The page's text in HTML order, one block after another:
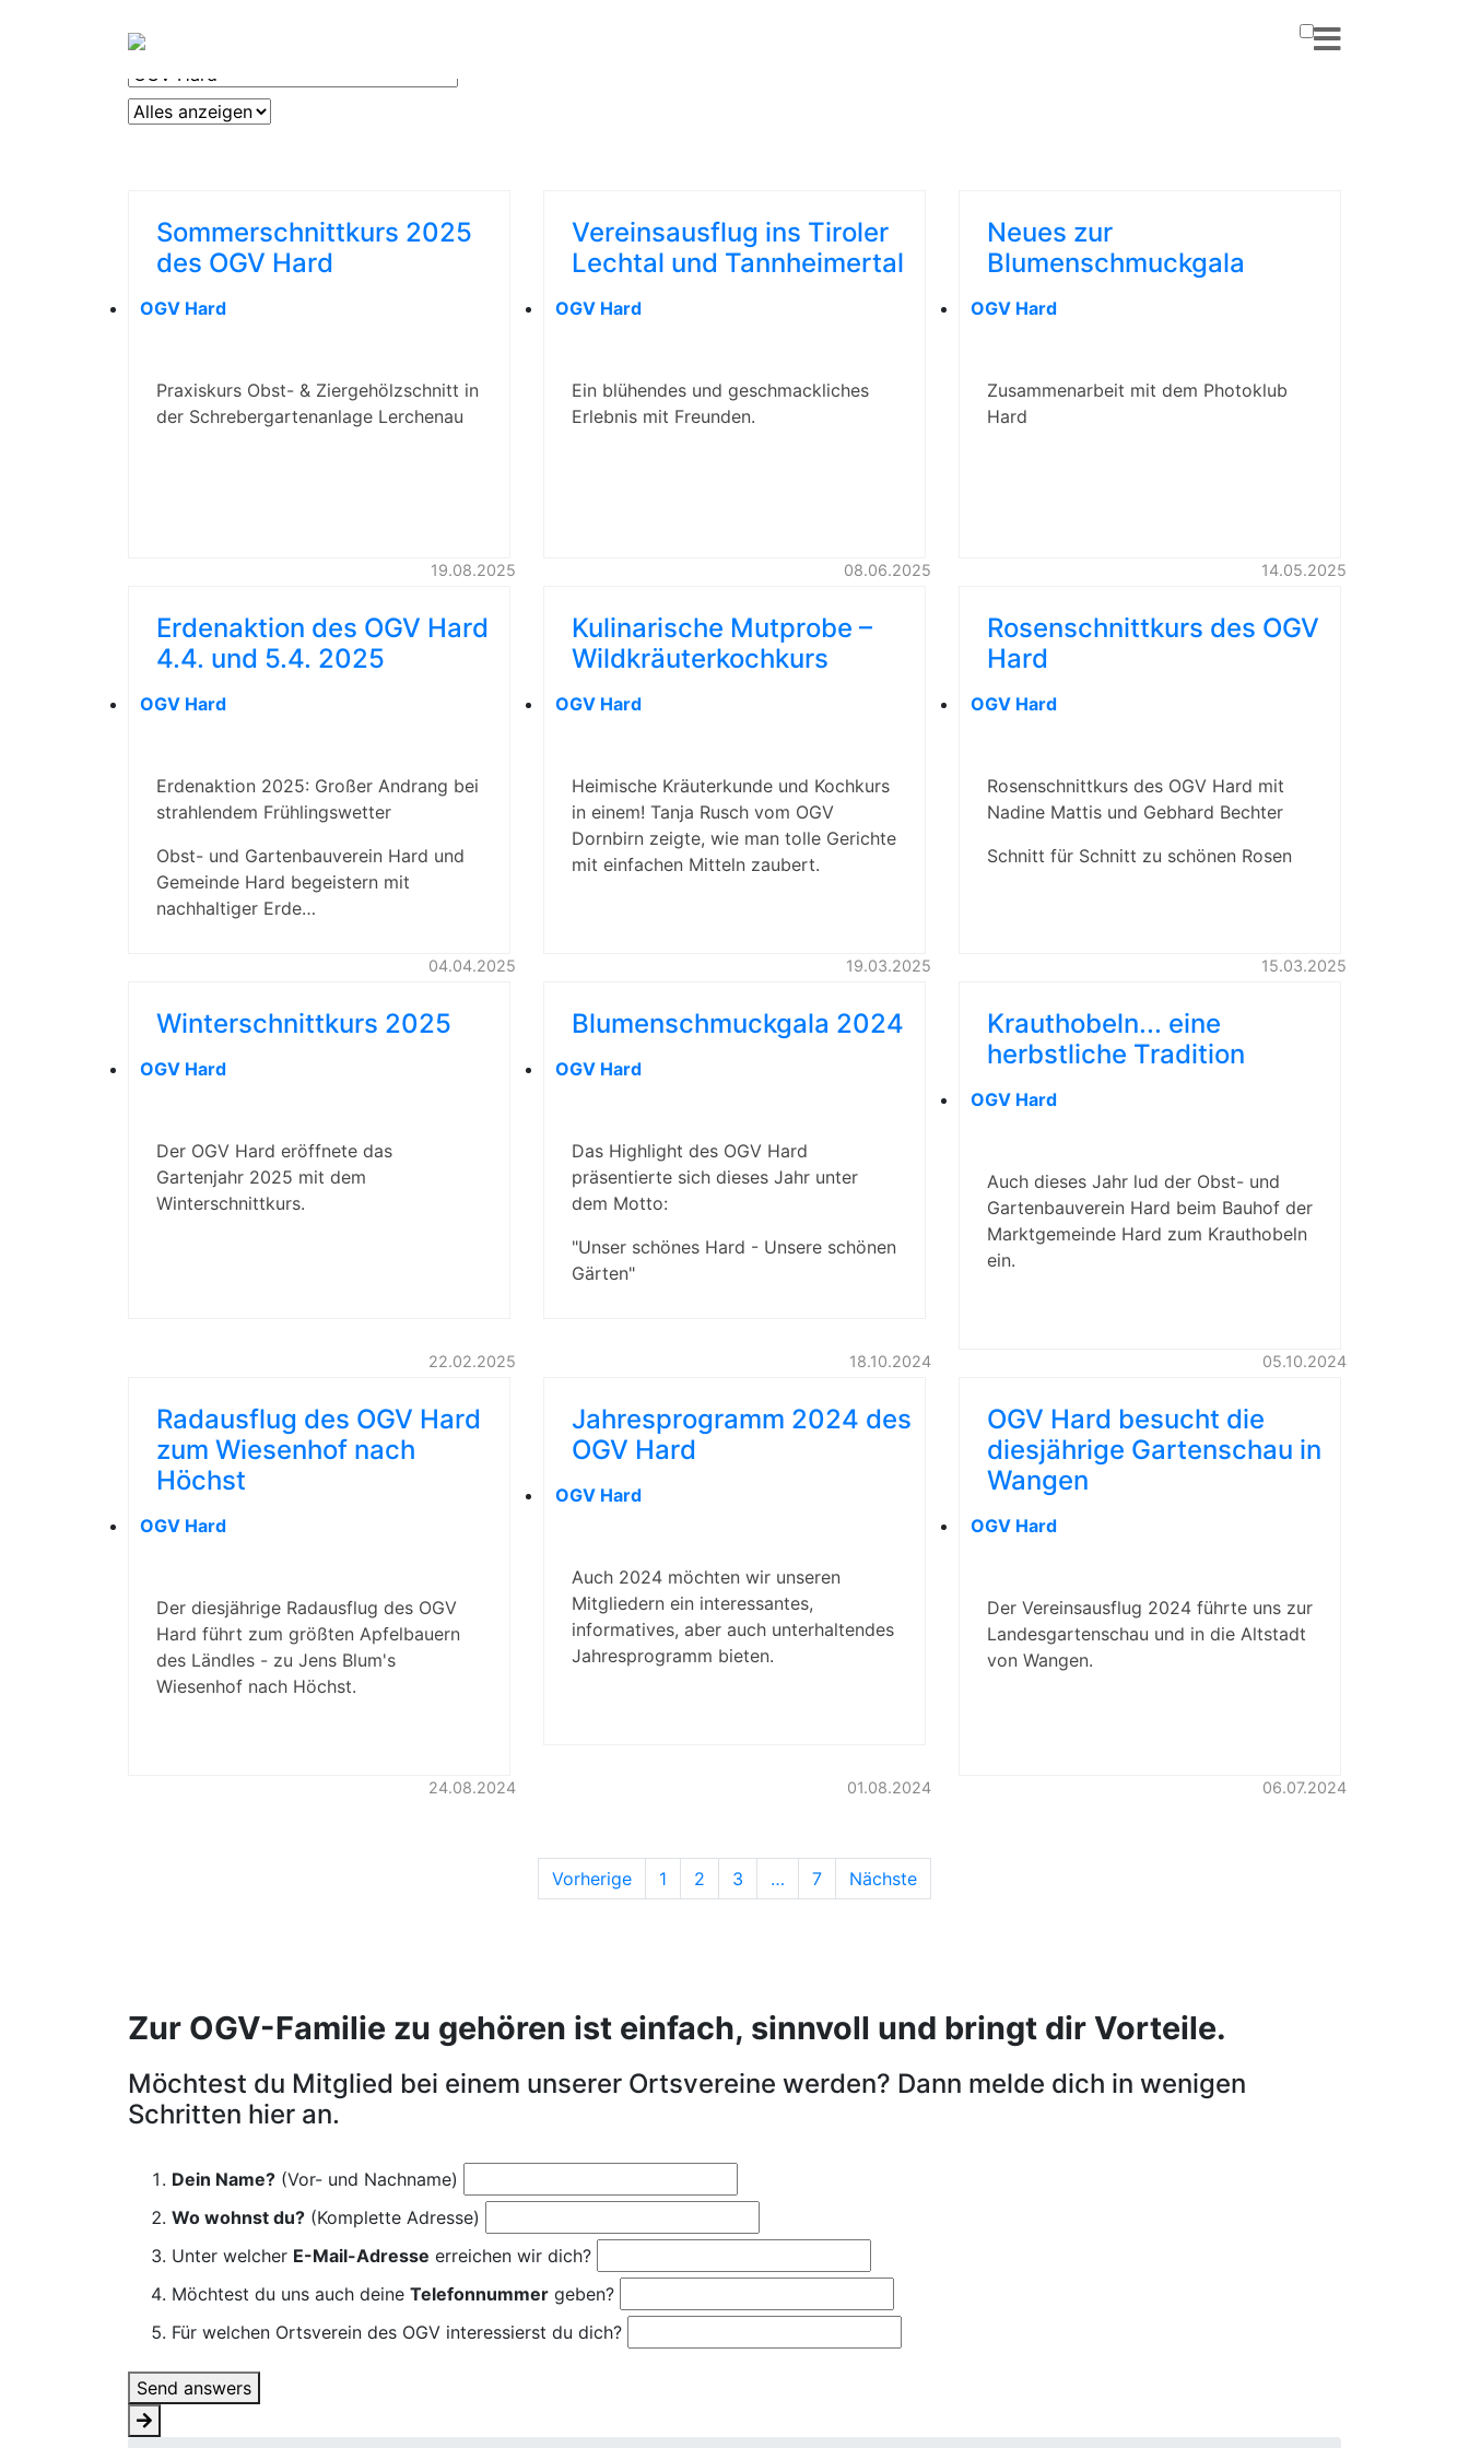
OGV
Sommerschnittkurs 2025
des OGV Hard
OGV Hard
Praxiskurs Obst- & Ziergehölzschnitt in
der Schrebergartenanlage Lerchenau
19.08.2025
Vereinsausflug ins Tiroler
Lechtal und Tannheimertal
OGV Hard
Ein blühendes und geschmackliches
Erlebnis mit Freunden.
08.06.2025
Neues zur
Blumenschmuckgala
OGV Hard
Zusammenarbeit mit dem Photoklub
Hard
14.05.2025
Erdenaktion des OGV Hard
4.4. und 5.4. 2025
OGV Hard
Erdenaktion 2025: Großer Andrang bei
strahlendem Frühlingswetter
Obst- und Gartenbauverein Hard und
Gemeinde Hard begeistern mit
nachhaltiger Erde…
04.04.2025
Kulinarische Mutprobe –
Wildkräuterkochkurs
OGV Hard
Heimische Kräuterkunde und Kochkurs
in einem! Tanja Rusch vom OGV
Dornbirn zeigte, wie man tolle Gerichte
mit einfachen Mitteln zaubert.
19.03.2025
Rosenschnittkurs des OGV
Hard
OGV Hard
Rosenschnittkurs des OGV Hard mit
Nadine Mattis und Gebhard Bechter
Schnitt für Schnitt zu schönen Rosen
15.03.2025
Winterschnittkurs 2025
OGV Hard
Der OGV Hard eröffnete das
Gartenjahr 2025 mit dem
Winterschnittkurs.
22.02.2025
Blumenschmuckgala 2024
OGV Hard
Das Highlight des OGV Hard
präsentierte sich dieses Jahr unter
dem Motto:
"Unser schönes Hard - Unsere schönen
Gärten"
18.10.2024
Krauthobeln... eine
herbstliche Tradition
OGV Hard
Auch dieses Jahr lud der Obst- und
Gartenbauverein Hard beim Bauhof der
Marktgemeinde Hard zum Krauthobeln
ein.
05.10.2024
Radausflug des OGV Hard
zum Wiesenhof nach
Höchst
OGV Hard
Der diesjährige Radausflug des OGV
Hard führt zum größten Apfelbauern
des Ländles - zu Jens Blum's
Wiesenhof nach Höchst.
24.08.2024
Jahresprogramm 2024 des
OGV Hard
OGV Hard
Auch 2024 möchten wir unseren
Mitgliedern ein interessantes,
informatives, aber auch unterhaltendes
Jahresprogramm bieten.
01.08.2024
OGV Hard besucht die
diesjährige Gartenschau in
Wangen
OGV Hard
Der Vereinsausflug 2024 führte uns zur
Landesgartenschau und in die Altstadt
von Wangen.
06.07.2024
Vorherige 1 2 3 … 7 Nächste
Zur OGV-Familie zu gehören ist einfach, sinnvoll und bringt dir Vorteile.
Möchtest du Mitglied bei einem unserer Ortsvereine werden? Dann melde dich in wenigen
Schritten hier an.
Dein Name? (Vor- und Nachname)
Wo wohnst du? (Komplette Adresse)
Unter welcher E-Mail-Adresse erreichen wir dich?
Möchtest du uns auch deine Telefonnummer geben?
Für welchen Ortsverein des OGV interessierst du dich?
Send answers